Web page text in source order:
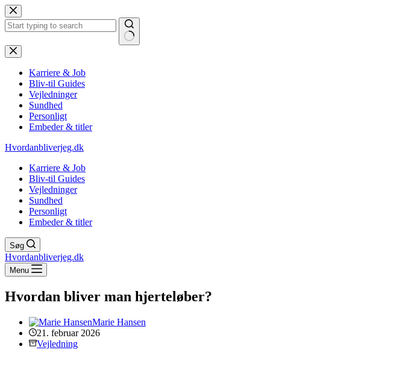
Fortsæt
til
indhold
Ingen
resultater
Karriere & Job
Bliv-til Guides
Vejledninger
Sundhed
Personligt
Embeder & titler
Hvordanbliverjeg.dk
Karriere & Job
Bliv-til Guides
Vejledninger
Sundhed
Personligt
Embeder & titler
Søg
Hvordanbliverjeg.dk
Menu
Hvordan bliver man hjerteløber?
Marie Hansen
21. februar 2026
Vejledning